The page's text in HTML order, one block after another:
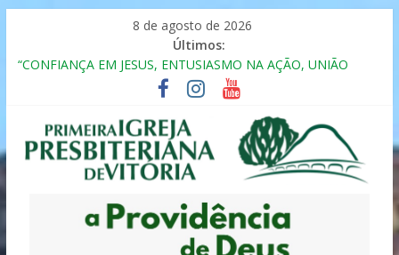
8 de agosto de 2026
Últimos:
“CONFIANÇA EM JESUS, ENTUSIASMO NA AÇÃO, UNIÃO
Seminário da Família 2025
Formação em Inclusão, Ensino e Relacionamento com
Pessoas Atípicas
12º ENCONTRO DE CASAIS
MULHER PRESBITERIANA
Primeira